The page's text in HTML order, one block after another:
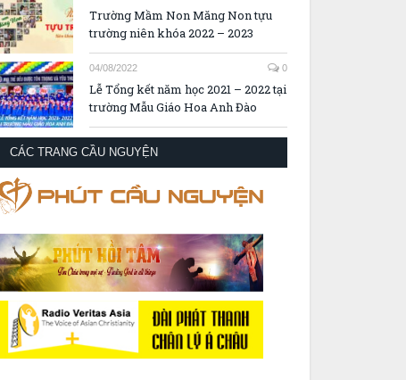
Trường Mầm Non Măng Non tựu
trường niên khóa 2022 – 2023
04/08/2022 0
Lễ Tổng kết năm học 2021 – 2022 tại
trường Mẫu Giáo Hoa Anh Đào
CÁC TRANG CẦU NGUYỆN